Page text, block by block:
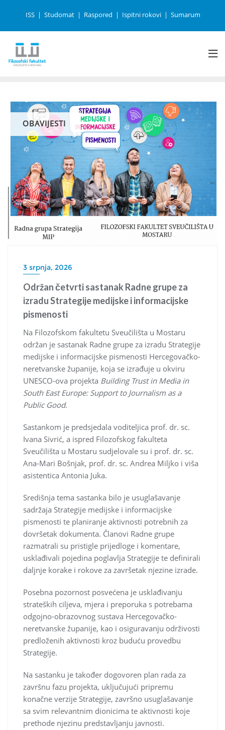
ISS Studomat Raspored Ispitni rokovi Sumarum
OBAVIJESTI
3 srpnja, 2026
Održan četvrti sastanak Radne grupe za
izradu Strategije medijske i informacijske
pismenosti
Na Filozofskom fakultetu Sveučilišta u Mostaru
održan je sastanak Radne grupe za izradu Strategije
medijske i informacijske pismenosti Hercegovačko-
neretvanske županije, koja se izrađuje u okviru
UNESCO-ova projekta Building Trust in Media in
South East Europe: Support to Journalism as a
Public Good.
Sastankom je predsjedala voditeljica prof. dr. sc.
Ivana Sivrić, a ispred Filozofskog fakulteta
Sveučilišta u Mostaru sudjelovale su i prof. dr. sc.
Ana-Mari Bošnjak, prof. dr. sc. Andrea Miljko i viša
asistentica Antonia Juka.
Središnja tema sastanka bilo je usuglašavanje
sadržaja Strategije medijske i informacijske
pismenosti te planiranje aktivnosti potrebnih za
dovršetak dokumenta. Članovi Radne grupe
razmatrali su pristigle prijedloge i komentare,
usklađivali pojedina poglavlja Strategije te definirali
daljnje korake i rokove za završetak njezine izrade.
Posebna pozornost posvećena je usklađivanju
strateških ciljeva, mjera i preporuka s potrebama
odgojno-obrazovnog sustava Hercegovačko-
neretvanske županije, kao i osiguravanju održivosti
predloženih aktivnosti kroz buduću provedbu
Strategije.
Na sastanku je također dogovoren plan rada za
završnu fazu projekta, uključujući pripremu
konačne verzije Strategije, završno usuglašavanje
sa svim relevantnim dionicima te aktivnosti koje
prethode njezinu predstavljanju javnosti.